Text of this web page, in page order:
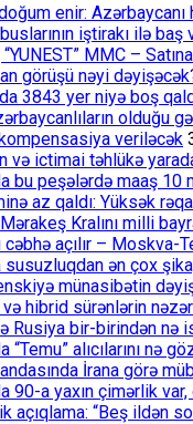
enir:
iştirakı ilə
“YUNEST” MMC –
görüşü nəyi
3843 yer niyə boş
olduğu
veriləcək
və ictimai təhlükə
bu peşələrdə maaş 10
az qaldı: Yüksək
Kralını milli
açılır – Moskva-
ən çox
münasibətin
hibrid sürənlərin
Rusiya bir-birindən nə
“Temu” alıcılarını nə
İrana görə
90-a yaxın çimərlik
açıqlama: “Beş ildən